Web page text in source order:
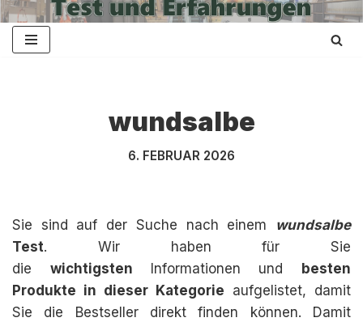
Zum
wundsalbe
6. FEBRUAR 2026
Sie sind auf der Suche nach einem wundsalbe
Test. Wir haben für Sie
die wichtigsten Informationen und
besten
Produkte in dieser Kategorie aufgelistet, damit
Sie die Bestseller direkt finden können. Damit